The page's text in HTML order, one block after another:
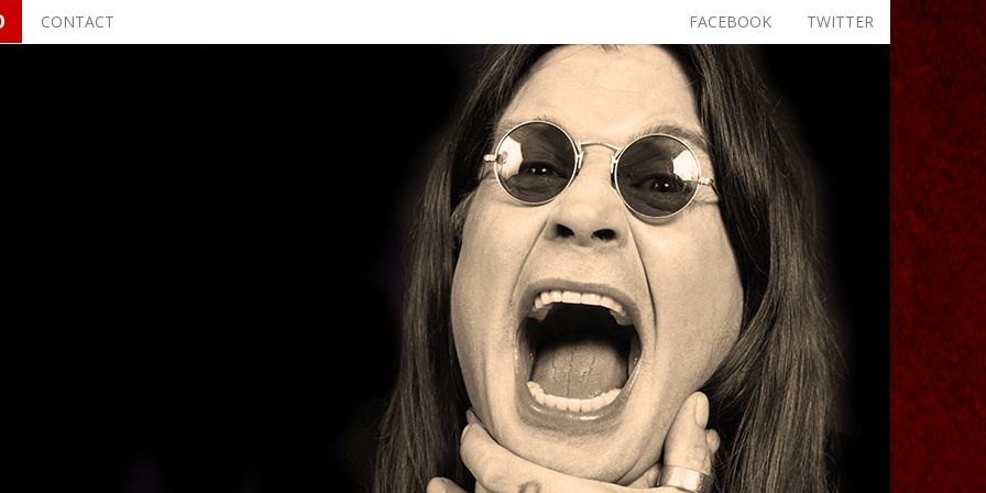
CONTACT TWITTER
FACEBOOK